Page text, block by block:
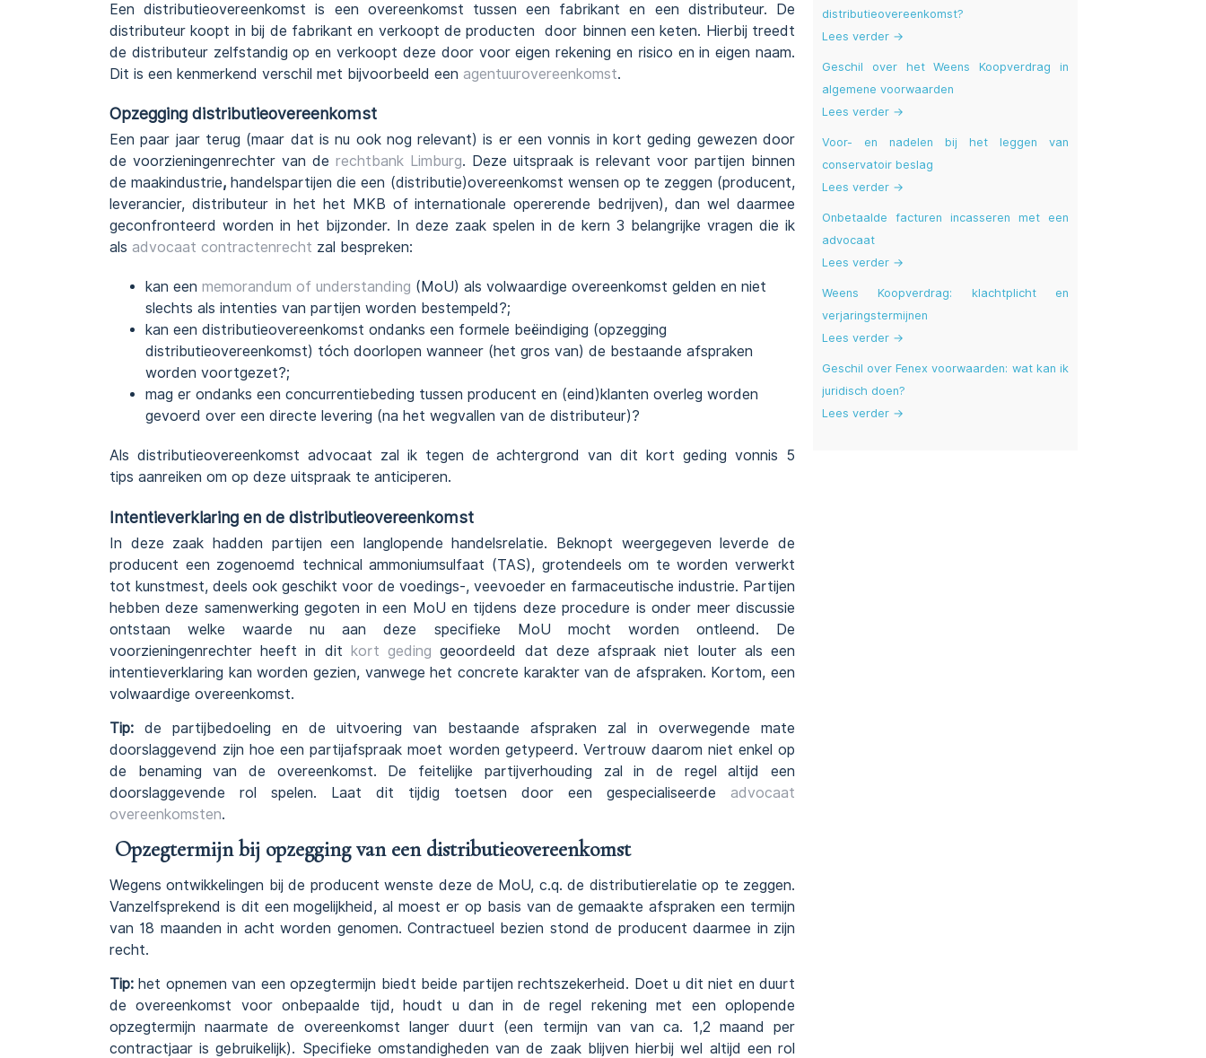
Een distributieovereenkomst is een overeenkomst tussen een fabrikant en een distributeur. De
distributeur koopt in bij de fabrikant en verkoopt de producten door binnen een keten. Hierbij treedt
de distributeur zelfstandig op en verkoopt deze door voor eigen rekening en risico en in eigen naam.
Dit is een kenmerkend verschil met bijvoorbeeld een agentuurovereenkomst.
Opzegging distributieovereenkomst
Een paar jaar terug (maar dat is nu ook nog relevant) is er een vonnis in kort geding gewezen door
de voorzieningenrechter van de rechtbank Limburg. Deze uitspraak is relevant voor partijen binnen
de maakindustrie, handelspartijen die een (distributie)overeenkomst wensen op te zeggen (producent,
leverancier, distributeur in het het MKB of internationale opererende bedrijven), dan wel daarmee
geconfronteerd worden in het bijzonder. In deze zaak spelen in de kern 3 belangrijke vragen die ik
als advocaat contractenrecht zal bespreken:
kan een memorandum of understanding (MoU) als volwaardige overeenkomst gelden en niet
slechts als intenties van partijen worden bestempeld?;
kan een distributieovereenkomst ondanks een formele beëindiging (opzegging
distributieovereenkomst) tóch doorlopen wanneer (het gros van) de bestaande afspraken
worden voortgezet?;
mag er ondanks een concurrentiebeding tussen producent en (eind)klanten overleg worden
gevoerd over een directe levering (na het wegvallen van de distributeur)?
Als distributieovereenkomst advocaat zal ik tegen de achtergrond van dit kort geding vonnis 5
tips aanreiken om op deze uitspraak te anticiperen.
Intentieverklaring en de distributieovereenkomst
In deze zaak hadden partijen een langlopende handelsrelatie. Beknopt weergegeven leverde de
producent een zogenoemd technical ammoniumsulfaat (TAS), grotendeels om te worden verwerkt
tot kunstmest, deels ook geschikt voor de voedings-, veevoeder en farmaceutische industrie. Partijen
hebben deze samenwerking gegoten in een MoU en tijdens deze procedure is onder meer discussie
ontstaan welke waarde nu aan deze specifieke MoU mocht worden ontleend. De
voorzieningenrechter heeft in dit kort geding geoordeeld dat deze afspraak niet louter als een
intentieverklaring kan worden gezien, vanwege het concrete karakter van de afspraken. Kortom, een
volwaardige overeenkomst.
Tip: de partijbedoeling en de uitvoering van bestaande afspraken zal in overwegende mate
doorslaggevend zijn hoe een partijafspraak moet worden getypeerd. Vertrouw daarom niet enkel op
de benaming van de overeenkomst. De feitelijke partijverhouding zal in de regel altijd een
doorslaggevende rol spelen. Laat dit tijdig toetsen door een gespecialiseerde advocaat
overeenkomsten.
Opzegtermijn bij opzegging van een distributieovereenkomst
Wegens ontwikkelingen bij de producent wenste deze de MoU, c.q. de distributierelatie op te zeggen.
Vanzelfsprekend is dit een mogelijkheid, al moest er op basis van de gemaakte afspraken een termijn
van 18 maanden in acht worden genomen. Contractueel bezien stond de producent daarmee in zijn
recht.
Tip:het opnemen van een opzegtermijn biedt beide partijen rechtszekerheid. Doet u dit niet en duurt
de overeenkomst voor onbepaalde tijd, houdt u dan in de regel rekening met een oplopende
opzegtermijn naarmate de overeenkomst langer duurt (een termijn van van ca. 1,2 maand per
contractjaar is gebruikelijk). Specifieke omstandigheden van de zaak blijven hierbij wel altijd een rol
distributieovereenkomst?
Lees verder →
Geschil over het Weens Koopverdrag in
algemene voorwaarden
Lees verder →
Voor- en nadelen bij het leggen van
conservatoir beslag
Lees verder →
Onbetaalde facturen incasseren met een
advocaat
Lees verder →
Weens Koopverdrag: klachtplicht en
verjaringstermijnen
Lees verder →
Geschil over Fenex voorwaarden: wat kan ik
juridisch doen?
Lees verder →